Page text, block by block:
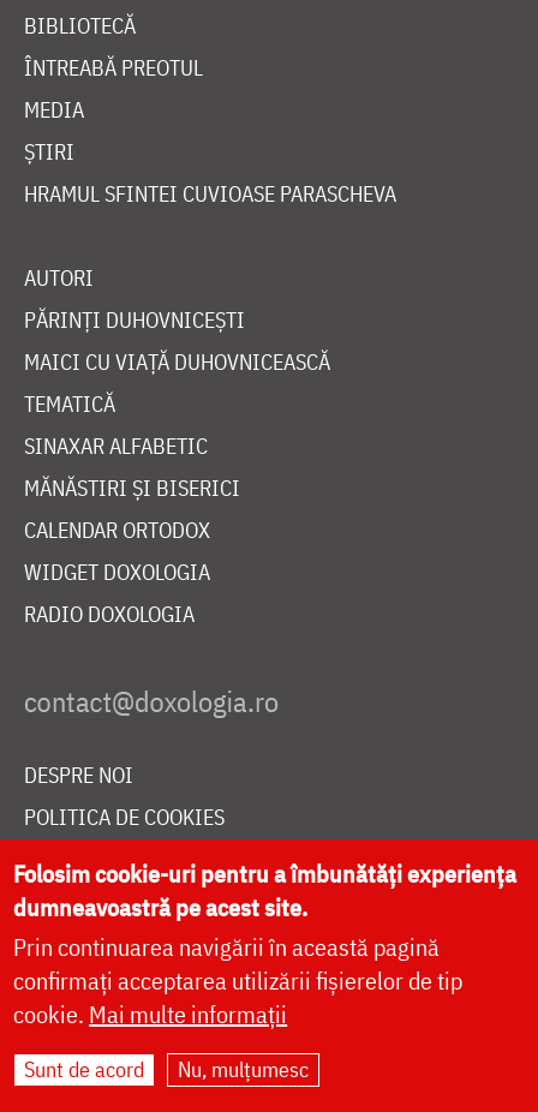
BIBLIOTECĂ
ÎNTREABĂ PREOTUL
MEDIA
ȘTIRI
HRAMUL SFINTEI CUVIOASE PARASCHEVA
AUTORI
PĂRINȚI DUHOVNICEȘTI
MAICI CU VIAȚĂ DUHOVNICEASCĂ
TEMATICĂ
SINAXAR ALFABETIC
MĂNĂSTIRI ȘI BISERICI
CALENDAR ORTODOX
WIDGET DOXOLOGIA
RADIO DOXOLOGIA
DESPRE NOI
POLITICA DE COOKIES
DONEAZĂ ONLINE PENTRU CATEDRALA NAȚIONALĂ
LIVE
Site dezvoltat deDOXOLOGIA MEDIA
Arhiepiscopia Iașilor | ©
Folosim cookie-uri pentru a îmbunătăți experiența
dumneavoastră pe acest site.
Prin continuarea navigării în această pagină
confirmați acceptarea utilizării fișierelor de tip
cookie. Mai multe informații
Sunt de acord Nu, mulțumesc